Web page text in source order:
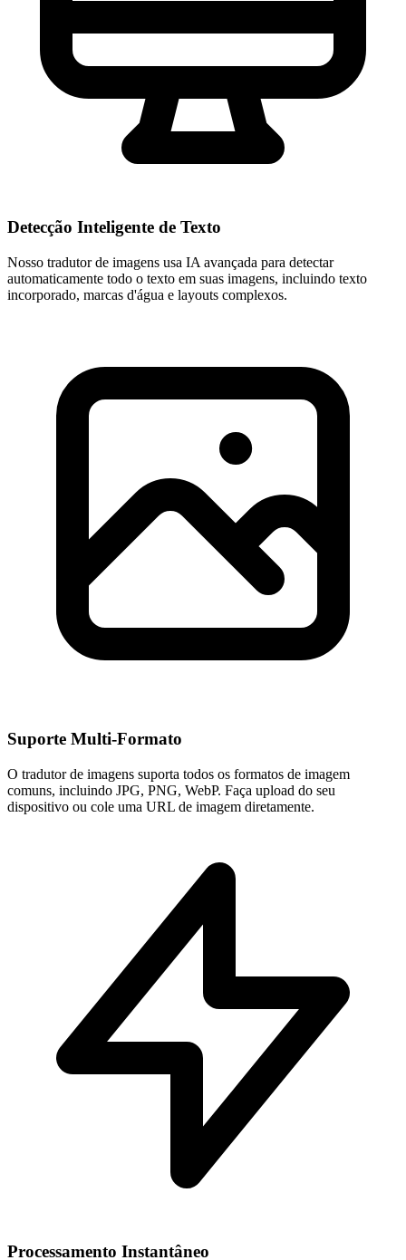
Detecção Inteligente de Texto
Nosso tradutor de imagens usa IA avançada para detectar
automaticamente todo o texto em suas imagens, incluindo texto
incorporado, marcas d'água e layouts complexos.
Suporte Multi-Formato
O tradutor de imagens suporta todos os formatos de imagem
comuns, incluindo JPG, PNG, WebP. Faça upload do seu
dispositivo ou cole uma URL de imagem diretamente.
Processamento Instantâneo